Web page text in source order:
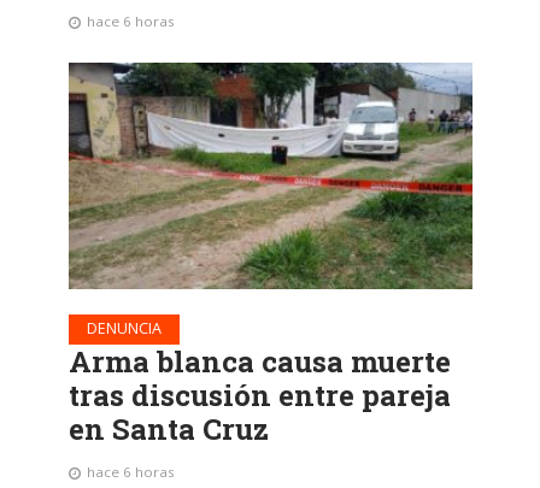
hace 6 horas
DENUNCIA
Arma blanca causa muerte
tras discusión entre pareja
en Santa Cruz
hace 6 horas